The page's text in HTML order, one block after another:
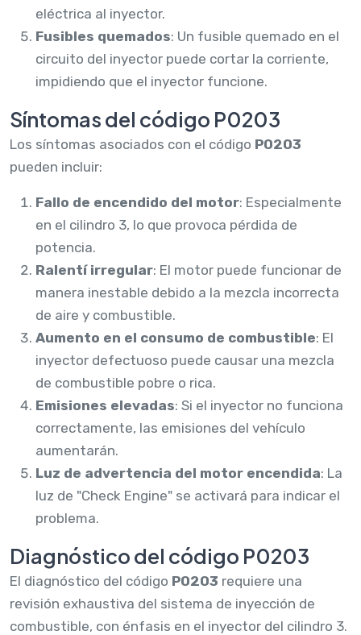
eléctrica al inyector.
Fusibles quemados: Un fusible quemado en el
circuito del inyector puede cortar la corriente,
impidiendo que el inyector funcione.
Síntomas del código P0203
Los síntomas asociados con el código P0203
pueden incluir:
Fallo de encendido del motor: Especialmente
en el cilindro 3, lo que provoca pérdida de
potencia.
Ralentí irregular: El motor puede funcionar de
manera inestable debido a la mezcla incorrecta
de aire y combustible.
Aumento en el consumo de combustible: El
inyector defectuoso puede causar una mezcla
de combustible pobre o rica.
Emisiones elevadas: Si el inyector no funciona
correctamente, las emisiones del vehículo
aumentarán.
Luz de advertencia del motor encendida: La
luz de "Check Engine" se activará para indicar el
problema.
Diagnóstico del código P0203
El diagnóstico del código P0203 requiere una
revisión exhaustiva del sistema de inyección de
combustible, con énfasis en el inyector del cilindro 3.